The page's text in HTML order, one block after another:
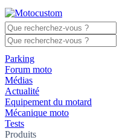
Parking
Forum moto
Médias
Actualité
Equipement du motard
Mécanique moto
Tests
Produits